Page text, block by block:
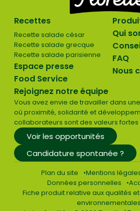
Recettes
Recette salade césar
Recette salade grecque
Recette salade parisienne
Espace presse
Food Service
Qui
FAQ
Nous
Rejoignez notre équipe
Vous avez envie de travailler dans
où proximité, solidarité et
collaborateurs sont des valeurs fortes
Voir les opportunités
Candidature spontanée ?
Plan du site Mentions
Données personnelles
Fiche produit relative aux qualités
environnementales